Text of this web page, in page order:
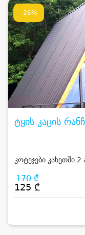
-26%
ტყის კაცის
კოტეჯები კახეთში
170 ₾
125 ₾